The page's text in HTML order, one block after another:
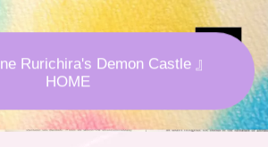
チェック
Rurichira's Demon Castle 』
HOME